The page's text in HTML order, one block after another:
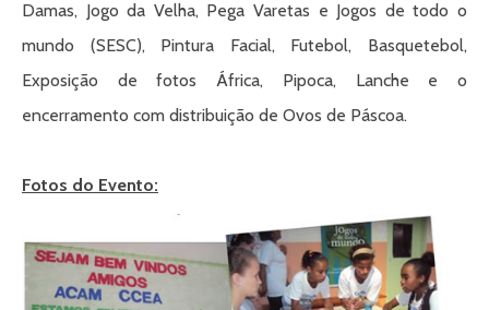
Damas, Jogo da Velha, Pega Varetas e Jogos de todo o
mundo (SESC), Pintura Facial, Futebol, Basquetebol,
Exposição de fotos África, Pipoca, Lanche e o
encerramento com distribuição de Ovos de Páscoa.
Fotos do Evento: